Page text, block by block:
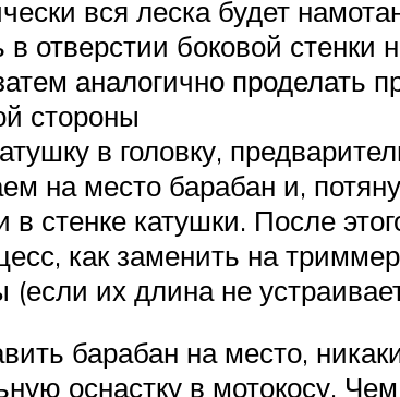
вся леска будет
отверстии боковой стенки
аналогично проделать
стороны
в головку,
на место барабан и,
в стенке катушки. После
как заменить на
(если их длина не
барабан на место,
оснастку в мотокосу.